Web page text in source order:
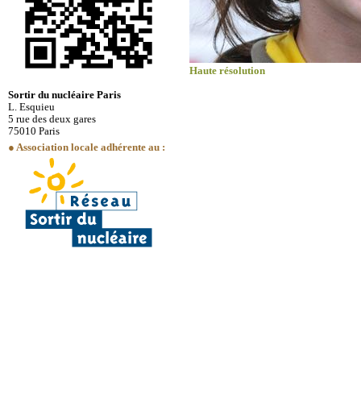
Sortir du nucléaire Paris
L. Esquieu
5 rue des deux gares
75010 Paris
● Association locale adhérente au :
Haute résolution